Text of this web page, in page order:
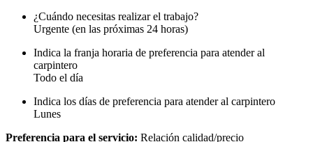
¿Cuándo necesitas realizar el trabajo?
Urgente (en las próximas 24 horas)
Indica la franja horaria de preferencia para atender al
carpintero
Todo el día
Indica los días de preferencia para atender al carpintero
Lunes
Preferencia para el servicio: Relación calidad/precio